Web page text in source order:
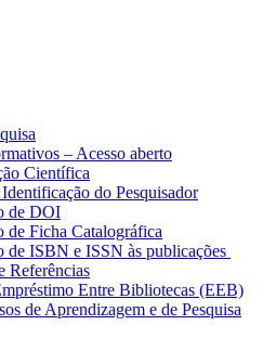
– Acesso aberto
Científica
do Pesquisador
de DOI
de Ficha Catalográfica
de ISBN e ISSN às publicações
Referências
Entre Bibliotecas (EEB)
de Aprendizagem e de Pesquisa